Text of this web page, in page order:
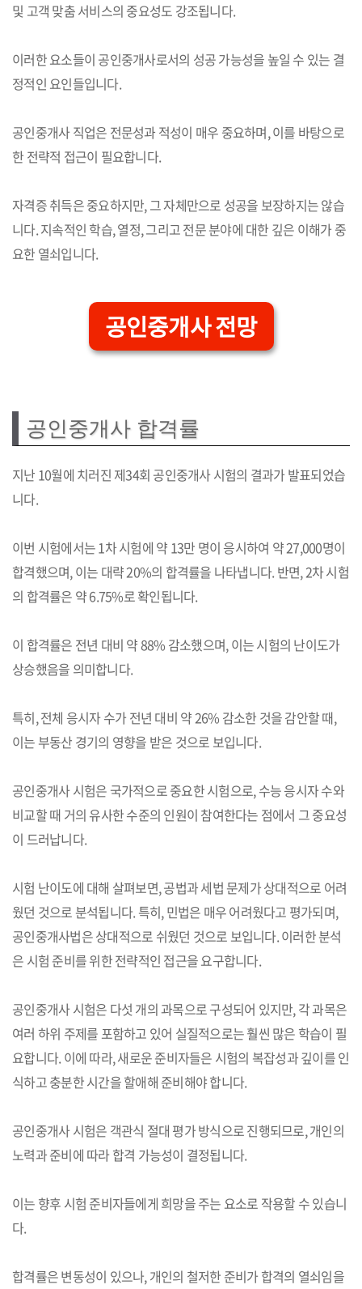
및 고객 맞춤 서비스의 중요성도 강조됩니다.
이러한 요소들이 공인중개사로서의 성공 가능성을 높일 수 있는 결
정적인 요인들입니다.
공인중개사 직업은 전문성과 적성이 매우 중요하며, 이를 바탕으로
한 전략적 접근이 필요합니다.
자격증 취득은 중요하지만, 그 자체만으로 성공을 보장하지는 않습
니다. 지속적인 학습, 열정, 그리고 전문 분야에 대한 깊은 이해가 중
요한 열쇠입니다.
공인중개사 전망
공인중개사 합격률
지난 10월에 치러진 제34회 공인중개사 시험의 결과가 발표되었습
니다.
이번 시험에서는 1차 시험에 약 13만 명이 응시하여 약 27,000명이
합격했으며, 이는 대략 20%의 합격률을 나타냅니다. 반면, 2차 시험
의 합격률은 약 6.75%로 확인됩니다.
이 합격률은 전년 대비 약 88% 감소했으며, 이는 시험의 난이도가
상승했음을 의미합니다.
특히, 전체 응시자 수가 전년 대비 약 26% 감소한 것을 감안할 때,
이는 부동산 경기의 영향을 받은 것으로 보입니다.
공인중개사 시험은 국가적으로 중요한 시험으로, 수능 응시자 수와
비교할 때 거의 유사한 수준의 인원이 참여한다는 점에서 그 중요성
이 드러납니다.
시험 난이도에 대해 살펴보면, 공법과 세법 문제가 상대적으로 어려
웠던 것으로 분석됩니다. 특히, 민법은 매우 어려웠다고 평가되며,
공인중개사법은 상대적으로 쉬웠던 것으로 보입니다. 이러한 분석
은 시험 준비를 위한 전략적인 접근을 요구합니다.
공인중개사 시험은 다섯 개의 과목으로 구성되어 있지만, 각 과목은
여러 하위 주제를 포함하고 있어 실질적으로는 훨씬 많은 학습이 필
요합니다. 이에 따라, 새로운 준비자들은 시험의 복잡성과 깊이를 인
식하고 충분한 시간을 할애해 준비해야 합니다.
공인중개사 시험은 객관식 절대 평가 방식으로 진행되므로, 개인의
노력과 준비에 따라 합격 가능성이 결정됩니다.
이는 향후 시험 준비자들에게 희망을 주는 요소로 작용할 수 있습니
다.
합격률은 변동성이 있으나, 개인의 철저한 준비가 합격의 열쇠임을